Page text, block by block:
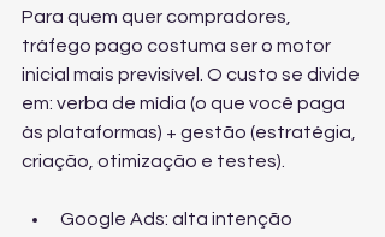
Para quem quer compradores,
tráfego pago costuma ser o motor
inicial mais previsível. O custo se divide
em: verba de mídia (o que você paga
às plataformas) + gestão (estratégia,
criação, otimização e testes).
Google Ads: alta intenção